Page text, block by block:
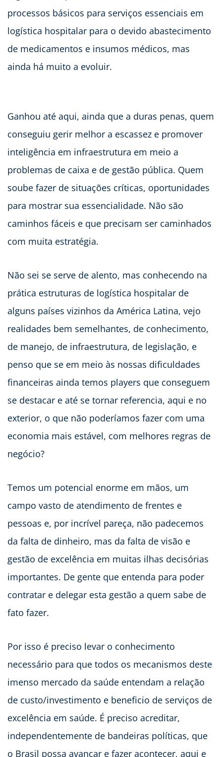
processos básicos para serviços essenciais em
logística hospitalar para o devido abastecimento
de medicamentos e insumos médicos, mas
ainda há muito a evoluir.
Ganhou até aqui, ainda que a duras penas, quem
conseguiu gerir melhor a escassez e promover
inteligência em infraestrutura em meio a
problemas de caixa e de gestão pública. Quem
soube fazer de situações críticas, oportunidades
para mostrar sua essencialidade. Não são
caminhos fáceis e que precisam ser caminhados
com muita estratégia.
Não sei se serve de alento, mas conhecendo na
prática estruturas de logística hospitalar de
alguns países vizinhos da América Latina, vejo
realidades bem semelhantes, de conhecimento,
de manejo, de infraestrutura, de legislação, e
penso que se em meio às nossas dificuldades
financeiras ainda temos players que conseguem
se destacar e até se tornar referencia, aqui e no
exterior, o que não poderíamos fazer com uma
economia mais estável, com melhores regras de
negócio?
Temos um potencial enorme em mãos, um
campo vasto de atendimento de frentes e
pessoas e, por incrível pareça, não padecemos
da falta de dinheiro, mas da falta de visão e
gestão de excelência em muitas ilhas decisórias
importantes. De gente que entenda para poder
contratar e delegar esta gestão a quem sabe de
fato fazer.
Por isso é preciso levar o conhecimento
necessário para que todos os mecanismos deste
imenso mercado da saúde entendam a relação
de custo/investimento e beneficio de serviços de
excelência em saúde. É preciso acreditar,
independentemente de bandeiras políticas, que
o Brasil possa avançar e fazer acontecer, aqui e